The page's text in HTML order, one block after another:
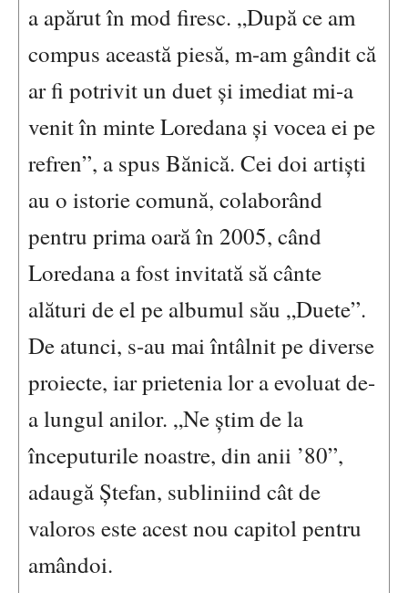
a apărut în mod firesc. „După ce am
compus această piesă, m-am gândit că
ar fi potrivit un duet și imediat mi-a
venit în minte Loredana și vocea ei pe
refren”, a spus Bănică. Cei doi artiști
au o istorie comună, colaborând
pentru prima oară în 2005, când
Loredana a fost invitată să cânte
alături de el pe albumul său „Duete”.
De atunci, s-au mai întâlnit pe diverse
proiecte, iar prietenia lor a evoluat de-
a lungul anilor. „Ne știm de la
începuturile noastre, din anii ’80”,
adaugă Ștefan, subliniind cât de
valoros este acest nou capitol pentru
amândoi.